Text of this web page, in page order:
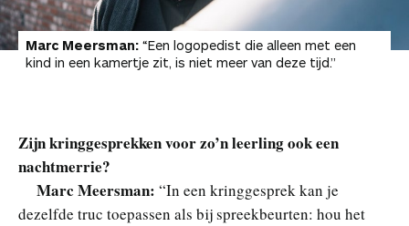
Marc Meersman: “Een logopedist die alleen met een
kind in een kamertje zit, is niet meer van deze tijd.”
Zijn kringgesprekken voor zo’n leerling ook een
nachtmerrie?
Marc Meersman: “In een kringgesprek kan je
dezelfde truc toepassen als bij spreekbeurten: hou het